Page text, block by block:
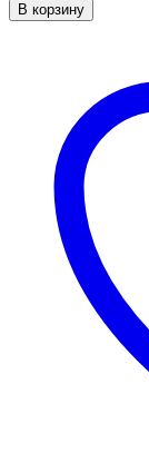
В корзину